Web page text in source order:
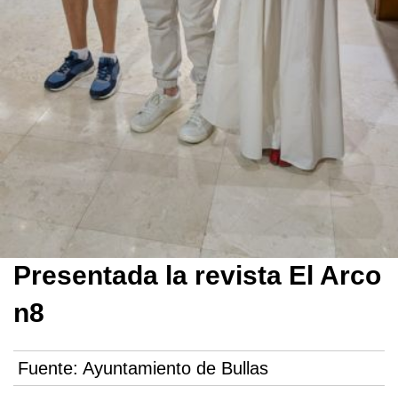
Presentada la revista El Arco
n8
Fuente: Ayuntamiento de Bullas